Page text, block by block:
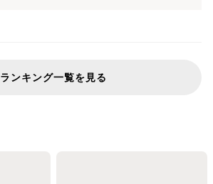
ランキング一覧を見る